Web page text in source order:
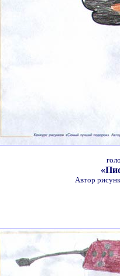
Автор